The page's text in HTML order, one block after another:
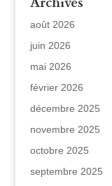
août 2026
juin 2026
mai 2026
février 2026
décembre 2025
novembre 2025
octobre 2025
septembre 2025